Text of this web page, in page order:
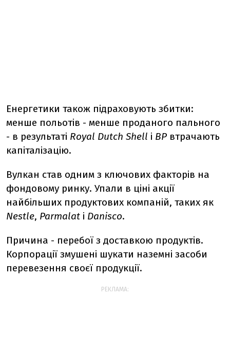
Енергетики також підраховують збитки:
менше польотів - менше проданого пального
- в результаті Royal Dutch Shell і BP втрачають
капіталізацію.
Вулкан став одним з ключових факторів на
фондовому ринку. Упали в ціні акції
найбільших продуктових компаній, таких як
Nestle, Parmalat і Danisco.
Причина - перебої з доставкою продуктів.
Корпорації змушені шукати наземні засоби
перевезення своєї продукції.
РЕКЛАМА: